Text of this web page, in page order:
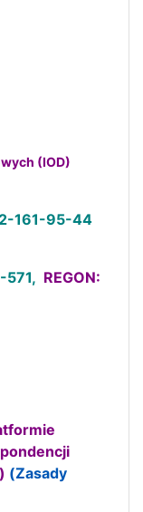
(IOD)
161-95-44
REGON:
(Zasady